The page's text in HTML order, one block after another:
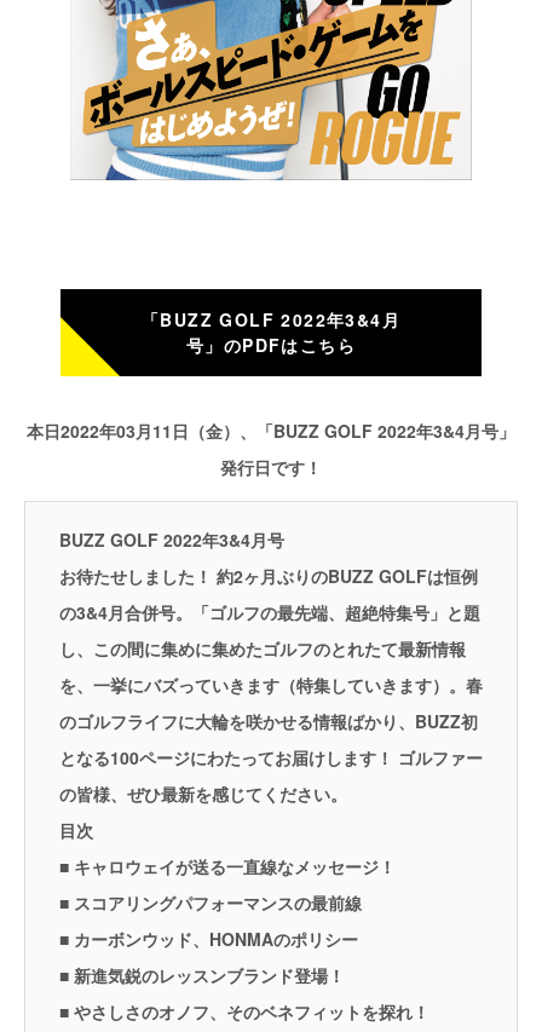
「BUZZ GOLF 2022年3&4月
号」のPDFはこちら
本日2022年03月11日（金）、「BUZZ GOLF 2022年3&4月号」
発行日です！
BUZZ GOLF 2022年3&4月号
お待たせしました！ 約2ヶ月ぶりのBUZZ GOLFは恒例
の3&4月合併号。「ゴルフの最先端、超絶特集号」と題
し、この間に集めに集めたゴルフのとれたて最新情報
を、一挙にバズっていきます（特集していきます）。春
のゴルフライフに大輪を咲かせる情報ばかり、BUZZ初
となる100ページにわたってお届けします！ ゴルファー
の皆様、ぜひ最新を感じてください。
目次
■ キャロウェイが送る一直線なメッセージ！
■ スコアリングパフォーマンスの最前線
■ カーボンウッド、HONMAのポリシー
■ 新進気鋭のレッスンブランド登場！
■ やさしさのオノフ、そのベネフィットを探れ！